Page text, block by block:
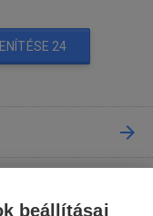
24
beállításai